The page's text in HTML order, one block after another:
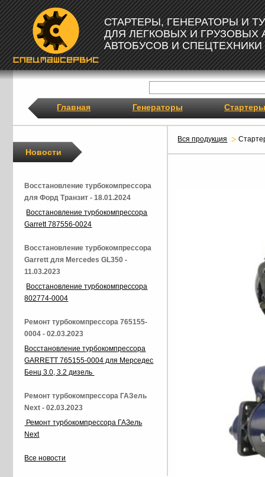
СТАРТЕРЫ, ГЕНЕРАТОРЫ И
ДЛЯ ЛЕГКОВЫХ И ГРУЗОВЫХ
АВТОБУСОВ И СПЕЦТЕХНИКИ
Главная Генераторы Стартеры
Вся продукция
Новости
Восстановление турбокомпрессора
для Форд Транзит - 18.01.2024
Восстановление турбокомпрессора
Garrett 787556-0024
Восстановление турбокомпрессора
Garrett для Mercedes GL350 -
11.03.2023
Восстановление турбокомпрессора
802774-0004
Ремонт турбокомпрессора 765155-
0004 - 02.03.2023
Восстановление турбокомпрессора
GARRETT 765155-0004 для Мерседес
Бенц 3.0, 3.2 дизель
Ремонт турбокомпрессора ГАЗель
Next - 02.03.2023
Ремонт турбокомпрессора ГАЗель
Next
Все новости